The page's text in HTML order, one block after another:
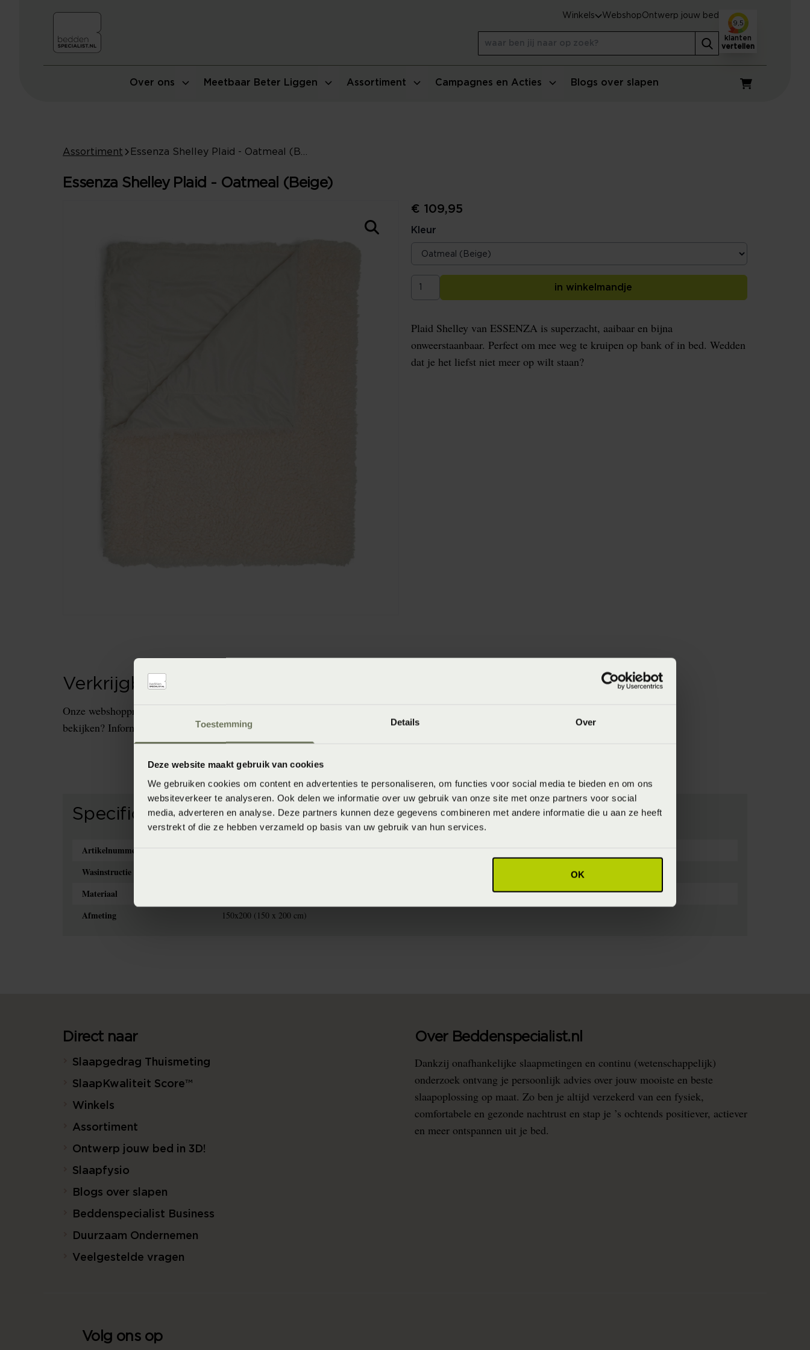
Toestemming Details Over
Deze website maakt gebruik van cookies
We gebruiken cookies om content en advertenties te personaliseren, om functies voor social media te bieden en om ons
websiteverkeer te analyseren. Ook delen we informatie over uw gebruik van onze site met onze partners voor social
media, adverteren en analyse. Deze partners kunnen deze gegevens combineren met andere informatie die u aan ze heeft
verstrekt of die ze hebben verzameld op basis van uw gebruik van hun services.
OK
Over ons Meetbaar Beter Liggen Assortiment Campagnes en Acties Blogs over slapen
Winkelwagen
Winkels WebshopOntwerp jouw bed
9,5
klanten
vertellen
Assortiment
Essenza Shelley Plaid - Oatmeal (Beige)
€ 109,95
Kleur
in winkelmandje
Plaid Shelley van ESSENZA is superzacht, aaibaar en bijna
onweerstaanbaar. Perfect om mee weg te kruipen op bank of in bed. Wedden
dat je het liefst niet meer op wilt staan?
Verkrijgbaarheid in de winkels
Onze webshopproducten zijn niet altijd verkrijgbaar in de winkel. Wil je het product in de winkel
bekijken? Informeer dan eerst naar de beschikbaarheid.
Specificaties
Artikelnummer
Wasinstructie
Materiaal
Afmeting 150x200 (150 x 200 cm)
Direct naar
Slaapgedrag Thuismeting
SlaapKwaliteit Score™
Winkels
Assortiment
Ontwerp jouw bed in 3D!
Slaapfysio
Blogs over slapen
Beddenspecialist Business
Duurzaam Ondernemen
Veelgestelde vragen
Over Beddenspecialist.nl
Dankzij onafhankelijke slaapmetingen en continu (wetenschappelijk)
onderzoek ontvang je persoonlijk advies over jouw mooiste en beste
slaapoplossing op maat. Zo ben je altijd verzekerd van een fysiek,
comfortabele en gezonde nachtrust en stap je ’s ochtends positiever, actiever
en meer ontspannen uit je bed.
Volg ons op